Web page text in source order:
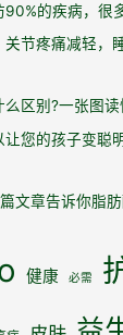
90%的疾病，很
节疼痛减轻，
区别?一张图
您的孩子变聪
文章告诉你脂肪
健康 必需